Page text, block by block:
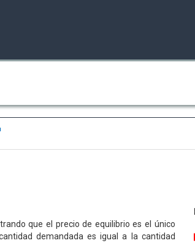
que el precio de equilibrio es el único
demandada es igual a la cantidad